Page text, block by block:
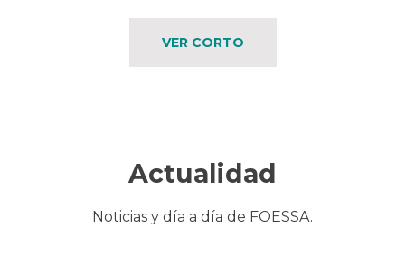
VER CORTO
Actualidad
Noticias y día a día de FOESSA.